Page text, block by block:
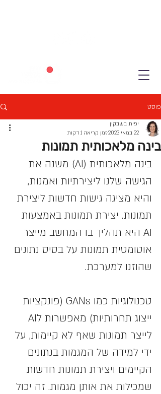
פוסט
בינה מלאכותית תמונות
יפית בשבקין
22 במאי 2023
זמן קריאה 1 דקות
בינה מלאכותית (AI) משנה את
הגישה שלנו ליצירתיות ואמנות,
והיא מציגה גישות חדשות ליצירת
תמונות. יצירת תמונות באמצעות
AI היא תהליך בו המחשב מייצר
אוטומטית תמונות על בסיס נתונים
שהוזנו למערכת.
טכנולוגיות כמו GANs (פונקציות
לייצר תמונות שאף לא קיימות, על
ידי למידה של המגמות בנתונים
הקיימים ויצירת תמונות חדשות
שמכילות את אותן מגמות. זה יכול